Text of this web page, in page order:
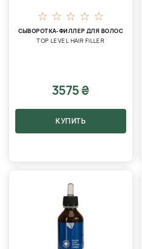
СЫВОРОТКА-ФИЛЛЕР ДЛЯ ВОЛОС
TOP LEVEL HAIR FILLER
3575 ₴
КУПИТЬ